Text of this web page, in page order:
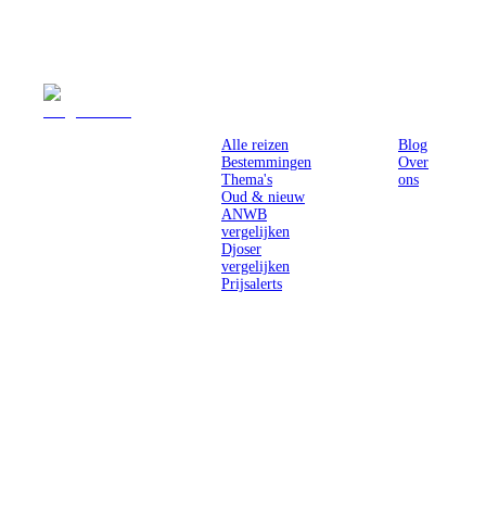
Alle reizen
Bestemmingen
Thema's
Oud & nieuw
ANWB
vergelijken
Djoser
vergelijken
Prijsalerts
Blog
Over
ons